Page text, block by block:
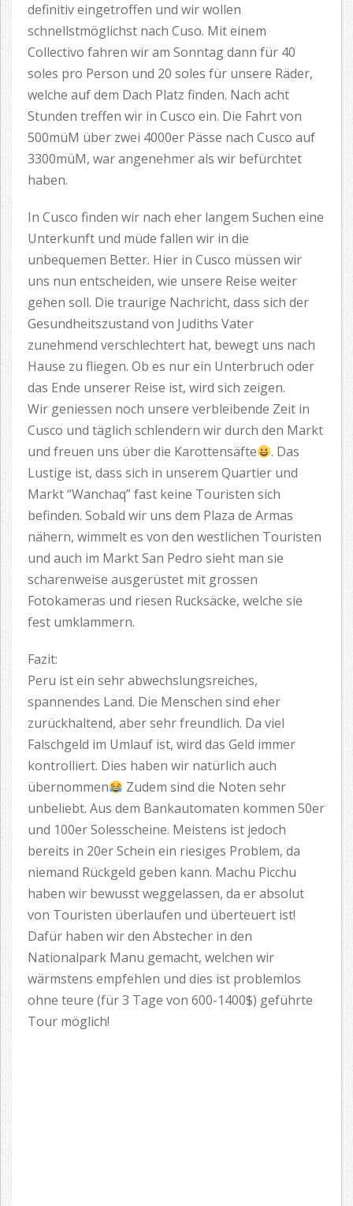
definitiv eingetroffen und wir wollen
schnellstmöglichst nach Cuso. Mit einem
Collectivo fahren wir am Sonntag dann für 40
soles pro Person und 20 soles für unsere Räder,
welche auf dem Dach Platz finden. Nach acht
Stunden treffen wir in Cusco ein. Die Fahrt von
500müM über zwei 4000er Pässe nach Cusco auf
3300müM, war angenehmer als wir befürchtet
haben.
In Cusco finden wir nach eher langem Suchen eine
Unterkunft und müde fallen wir in die
unbequemen Better. Hier in Cusco müssen wir
uns nun entscheiden, wie unsere Reise weiter
gehen soll. Die traurige Nachricht, dass sich der
Gesundheitszustand von Judiths Vater
zunehmend verschlechtert hat, bewegt uns nach
Hause zu fliegen. Ob es nur ein Unterbruch oder
das Ende unserer Reise ist, wird sich zeigen.
Wir geniessen noch unsere verbleibende Zeit in
Cusco und täglich schlendern wir durch den Markt
und freuen uns über die Karottensäfte
. Das
Lustige ist, dass sich in unserem Quartier und
Markt “Wanchaq” fast keine Touristen sich
befinden. Sobald wir uns dem Plaza de Armas
nähern, wimmelt es von den westlichen Touristen
und auch im Markt San Pedro sieht man sie
scharenweise ausgerüstet mit grossen
Fotokameras und riesen Rucksäcke, welche sie
fest umklammern.
Fazit:
Peru ist ein sehr abwechslungsreiches,
spannendes Land. Die Menschen sind eher
zurückhaltend, aber sehr freundlich. Da viel
Falschgeld im Umlauf ist, wird das Geld immer
kontrolliert. Dies haben wir natürlich auch
übernommen
Zudem sind die Noten sehr
unbeliebt. Aus dem Bankautomaten kommen 50er
und 100er Solesscheine. Meistens ist jedoch
bereits in 20er Schein ein riesiges Problem, da
niemand Rückgeld geben kann. Machu Picchu
haben wir bewusst weggelassen, da er absolut
von Touristen überlaufen und überteuert ist!
Dafür haben wir den Abstecher in den
Nationalpark Manu gemacht, welchen wir
wärmstens empfehlen und dies ist problemlos
ohne teure (für 3 Tage von 600-1400$) geführte
Tour möglich!